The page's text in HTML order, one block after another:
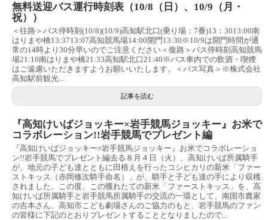
無料送迎バス運行時刻表（10/8（日）、10/9（月・
祝））
＜往路＞バス停時刻(10/8)(10/9)高知駅北口(乗り場：7番)13：3013:00南
はりまや橋13:3713:07高知競馬場14:00開門13:30※10/9は開門時間が通
常の14時より30分早いのでご注意ください＜復路＞バス停時刻高知競馬
場21:10南はりまや橋21:33高知駅北口21:40※バス車内での飲酒・喫煙
はご遠慮いただきますようお願いいたします。＜バス写真＞※株式会社
高知駅前観光...
記事を読む
『高知けいばジョッキー×岩手競馬ジョッキー』お米で
コラボレーション!!岩手競馬でプレゼント編
『高知けいばジョッキー×岩手競馬ジョッキー』お米でコラボレーショ
ン!!岩手競馬でプレゼント編去る８月４日（火）、高知けいば所属騎手
が、地元の子ども達とともに田植えを行ったコシヒカリの新米「ファー
ストキッス（赤岡修次騎手命名）」が、騎手と子ども達の手により収穫
されました。この度、この獲れたての新米「ファーストキッス」を、高
知けいば所属騎手と岩手競馬所属騎手の交流の一環として、南国市農家
の吉本さん、高知市こども劇場さんのご協力のもと、岩手競馬のファン
の皆様に下記のとおりプレゼントすることとなりましたので...